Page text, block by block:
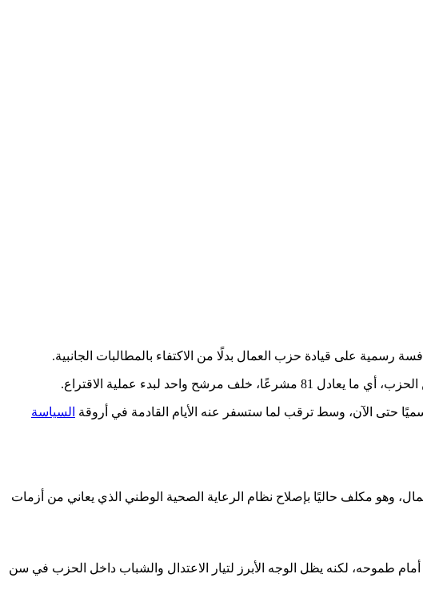
على قيادة حزب العمال بدلًا من الاكتفاء بالمطالبات الجانبية.
لبدء عملية الاقتراع.
السياسة
وهو مكلف حاليًا بإصلاح نظام الرعاية الصحية الوطني الذي يعاني من أزمات
طموحه، لكنه يظل الوجه الأبرز لتيار الاعتدال والشباب داخل الحزب في سن